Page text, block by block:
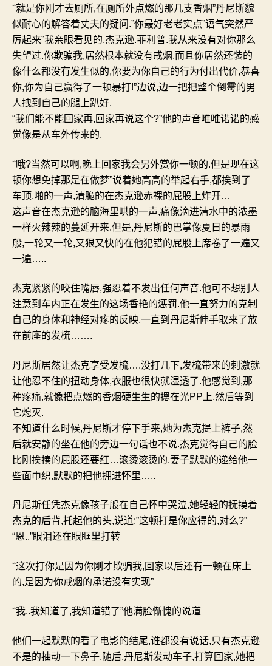
“就是你刚才去厕所,在厕所外点燃的那几支香烟”丹尼斯貌
似耐心的解答着丈夫的疑问 .”你最好老老实点”语气突然严
厉起来”我亲眼看见的,杰克逊.菲利普.我从来没有对你那么
失望过.你欺骗我,居然根本就没有戒烟.而且你居然还装的
像什么都没有发生似的,你要为你自己的行为付出代价,恭喜
你,你为自己赢得了一顿暴打!”边说,边一把把整个倒霉的男
人拽到自己的腿上趴好.
“我们能不能回家再,回家再说这个?”他的声音唯唯诺诺的感
觉像是从车外传来的.
“哦?当然可以啊 ,晚上回家我会另外赏你一顿的.但是现在这
顿你想免掉那是在做梦”说着她高高的举起右手,都挨到了
车顶,啪的一声,清脆的在杰克逊赤裸的屁股上炸开…
这声音在杰克逊的脑海里哄的一声,痛像滴进清水中的浓墨
一样火辣辣的蔓延开来.但是,丹尼斯的巴掌像夏日的暴雨
般,一轮又一轮,又狠又快的在他犯错的屁股上席卷了一遍又
一遍…..
杰克紧紧的咬住嘴唇,强忍着不发出任何声音.他可不想别人
注意到车内正在发生的这场香艳的惩罚.他一直努力的克制
自己的身体和神经对疼的反映,一直到丹尼斯伸手取来了放
在前座的发梳…….
丹尼斯居然让杰克享受发梳….没打几下,发梳带来的刺激就
让他忍不住的扭动身体,衣服也很快就湿透了.他感觉到 ,那
种疼痛,就像把点燃的香烟硬生生的摁在光PP 上,然后等到
它熄灭.
不知道什么时候,丹尼斯才停下手来,她为杰克提上裤子,然
后就安静的坐在他的旁边一句话也不说.杰克觉得自己的脸
比刚挨揍的屁股还要红…滚烫滚烫的.妻子默默的递给他一
些面巾织,默默的把他拥进怀里…..
丹尼斯任凭杰克像孩子般在自己怀中哭泣,她轻轻的抚摸着
杰克的后背,托起他的头,说道:”这顿打是你应得的,对么?”
“恩..”眼泪还在眼眶里打转
“这次打你是因为你刚才欺骗我,回家以后还有一顿在床上
的,是因为你戒烟的承诺没有实现”
“我..我知道了,我知道错了”他满脸惭愧的说道
他们一起默默的看了电影的结尾,谁都没有说话,只有杰克逊
不是的抽动一下鼻子.随后,丹尼斯发动车子,打算回家,她把